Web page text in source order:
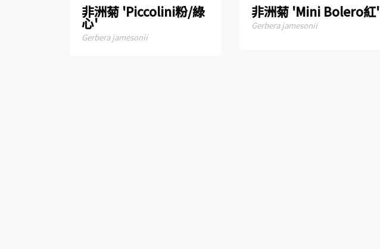
非洲菊 'Piccolini粉/綠
心'
Gerbera jamesonii
非洲菊 'Mini Bolero紅'
Gerbera jamesonii